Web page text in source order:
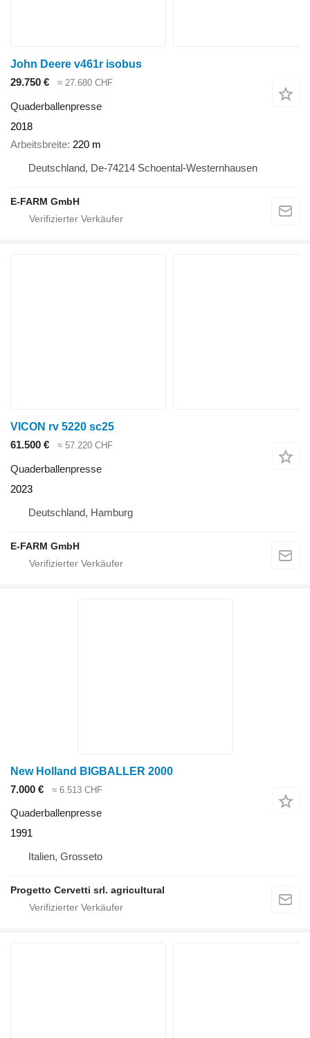
John Deere v461r isobus
29.750 €
≈ 27.680 CHF
Quaderballenpresse
2018
Arbeitsbreite 220 m
Deutschland, De-74214 Schoental-Westernhausen
E-FARM GmbH
VICON rv 5220 sc25
61.500 €
≈ 57.220 CHF
Quaderballenpresse
2023
Deutschland, Hamburg
E-FARM GmbH
New Holland BIGBALLER 2000
7.000 €
≈ 6.513 CHF
Quaderballenpresse
1991
Italien, Grosseto
Progetto Cervetti srl. agricultural